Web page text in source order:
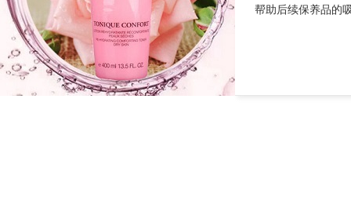
帮助后续保养品的